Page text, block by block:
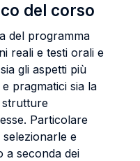
del corso
del programma
reali e testi orali e
gli aspetti più
pragmatici sia la
strutture
Particolare
e
a seconda dei